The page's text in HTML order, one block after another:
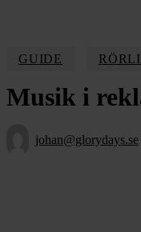
GUIDE
Musik i
johan@glorydays.se